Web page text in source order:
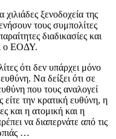
ξενοδοχεία της
τους συμπολίτες
διαδικασίες και
ο ΕΟΔΥ.
ότι δεν υπάρχει μόνο
Να δείξει ότι σε
που τους αναλογεί
είτε την κρατική ευθύνη, η
και η ατομική και η
να διαπερνάτε από τις
…